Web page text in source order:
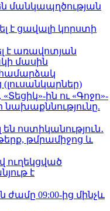
մանկապղծության
է ցավալի կորստի
է առավոտյան
մասին
ին ու «Գոջո»-
նախաքննությունը.
ոստիկանություն․
թմրամիջոց և
ուղեկցված
է
ժամը 09:00-ից մինչև